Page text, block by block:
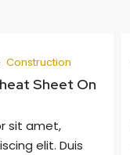
Construction
Sheet On
sit amet,
elit. Duis